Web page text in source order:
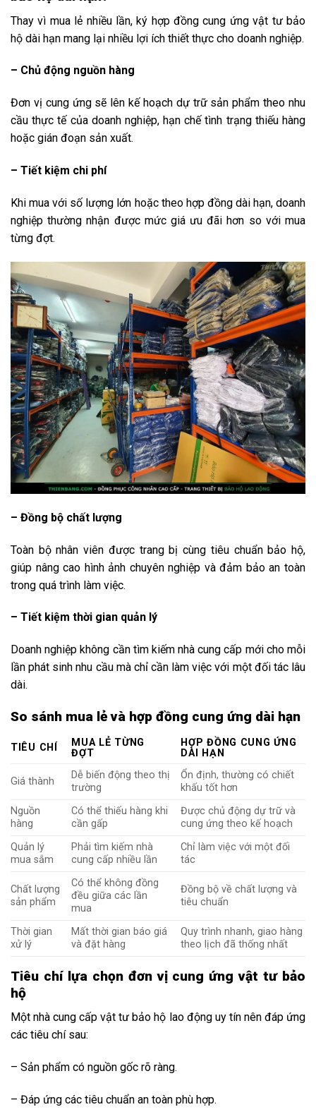
Thay vì mua lẻ nhiều lần, ký hợp đồng cung ứng vật tư bảo
hộ dài hạn mang lại nhiều lợi ích thiết thực cho doanh nghiệp.
– Chủ động nguồn hàng
Đơn vị cung ứng sẽ lên kế hoạch dự trữ sản phẩm theo nhu
cầu thực tế của doanh nghiệp, hạn chế tình trạng thiếu hàng
hoặc gián đoạn sản xuất.
– Tiết kiệm chi phí
Khi mua với số lượng lớn hoặc theo hợp đồng dài hạn, doanh
nghiệp thường nhận được mức giá ưu đãi hơn so với mua
từng đợt.
– Đồng bộ chất lượng
Toàn bộ nhân viên được trang bị cùng tiêu chuẩn bảo hộ,
giúp nâng cao hình ảnh chuyên nghiệp và đảm bảo an toàn
trong quá trình làm việc.
– Tiết kiệm thời gian quản lý
Doanh nghiệp không cần tìm kiếm nhà cung cấp mới cho mỗi
lần phát sinh nhu cầu mà chỉ cần làm việc với một đối tác lâu
dài.
So sánh mua lẻ và hợp đồng cung ứng dài hạn
TIÊU CHÍ
MUA LẺ TỪNG
ĐỢT
HỢP ĐỒNG CUNG ỨNG
DÀI HẠN
Giá thành
Dễ biến động theo thị
trường
Ổn định, thường có chiết
khấu tốt hơn
Nguồn
hàng
Có thể thiếu hàng khi
cần gấp
Được chủ động dự trữ và
cung ứng theo kế hoạch
Quản lý
mua sắm
Phải tìm kiếm nhà
cung cấp nhiều lần
Chỉ làm việc với một đối
tác
Chất lượng
sản phẩm
Có thể không đồng
đều giữa các lần
mua
Đồng bộ về chất lượng và
tiêu chuẩn
Thời gian
xử lý
Mất thời gian báo giá
và đặt hàng
Quy trình nhanh, giao hàng
theo lịch đã thống nhất
Tiêu chí lựa chọn đơn vị cung ứng vật tư bảo
hộ
Một nhà cung cấp vật tư bảo hộ lao động uy tín nên đáp ứng
các tiêu chí sau:
– Sản phẩm có nguồn gốc rõ ràng.
– Đáp ứng các tiêu chuẩn an toàn phù hợp.